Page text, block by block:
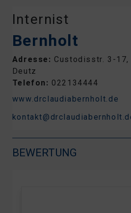
Internist
Bernholt
Adresse: Custodisstr. 3-17,
Deutz
Telefon: 022134444
www.drclaudiabernholt.de
BEWERTUNG